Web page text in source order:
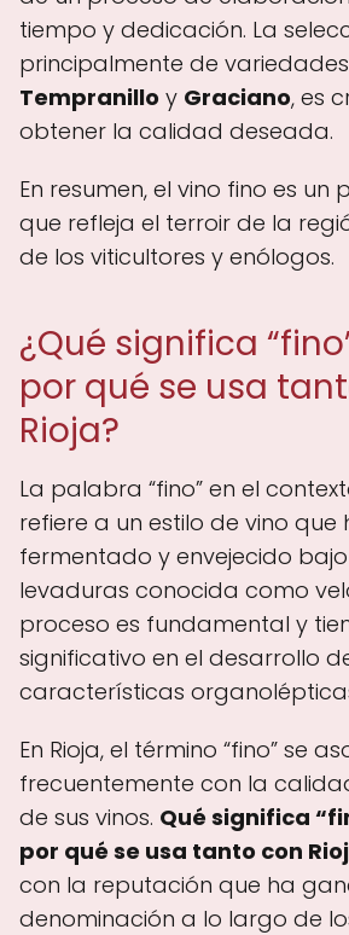
tiempo y dedicación. La
principalmente de
Tempranillo y Graciano, es
obtener la calidad deseada.
En resumen, el vino fino es un
que refleja el terroir de la
de los viticultores y enólogos.
¿Qué significa
por qué se usa
Rioja?
La palabra “fino” en el
refiere a un estilo de vino que
fermentado y envejecido
levaduras conocida como
proceso es fundamental y
significativo en el desarrollo
características
En Rioja, el término “fino” se
frecuentemente con la
de sus vinos. Qué significa
por qué se usa tanto con
con la reputación que ha
denominación a lo largo de